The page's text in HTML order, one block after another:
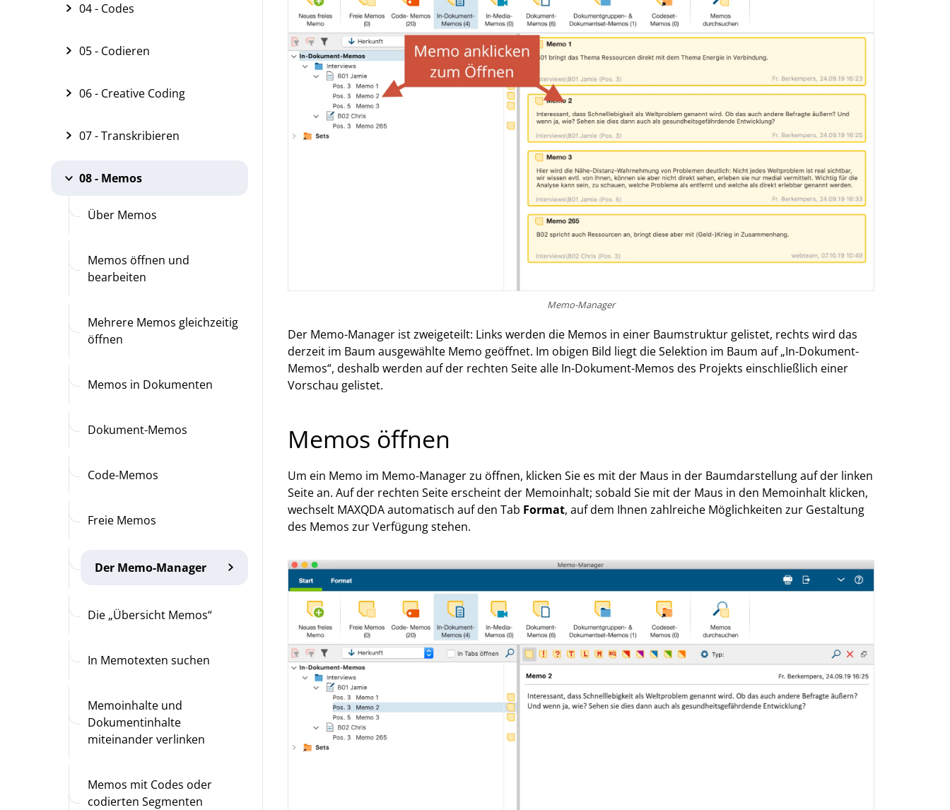
04 - Codes
05 - Codieren
06 - Creative Coding
07 - Transkribieren
08 - Memos
Über Memos
Memos öffnen und
bearbeiten
Mehrere Memos gleichzeitig
öffnen
Memos in Dokumenten
Dokument-Memos
Code-Memos
Freie Memos
Der Memo-Manager
Die „Übersicht Memos“
In Memotexten suchen
Memoinhalte und
Dokumentinhalte
miteinander verlinken
Memos mit Codes oder
codierten Segmenten
Memo-Manager
Der Memo-Manager ist zweigeteilt: Links werden die Memos in einer Baumstruktur gelistet, rechts wird das
derzeit im Baum ausgewählte Memo geöffnet. Im obigen Bild liegt die Selektion im Baum auf „In-Dokument-
Memos“, deshalb werden auf der rechten Seite alle In-Dokument-Memos des Projekts einschließlich einer
Vorschau gelistet.
Memos öffnen
Um ein Memo im Memo-Manager zu öffnen, klicken Sie es mit der Maus in der Baumdarstellung auf der linken
Seite an. Auf der rechten Seite erscheint der Memoinhalt; sobald Sie mit der Maus in den Memoinhalt klicken,
wechselt MAXQDA automatisch auf den Tab Format, auf dem Ihnen zahlreiche Möglichkeiten zur Gestaltung
des Memos zur Verfügung stehen.